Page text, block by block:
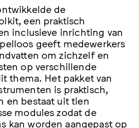
de
een praktisch
inclusieve inrichting van
geeft medewerkers
om zichzelf en
op verschillende
thema. Het pakket van
is praktisch,
en bestaat uit tien
modules zodat de
kan worden aangepast op